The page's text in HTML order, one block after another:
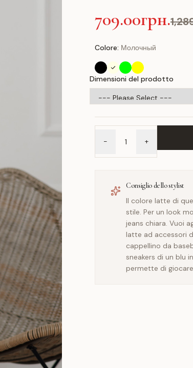
709.00грн.
Colore: Молочный
Dimensioni del prodotto
- +
Consiglio dello stylist
Il colore latte di
stile. Per un look
jeans chiara. Vuoi
latte ad accessori
cappellino da
sneakers di un blu
permette di